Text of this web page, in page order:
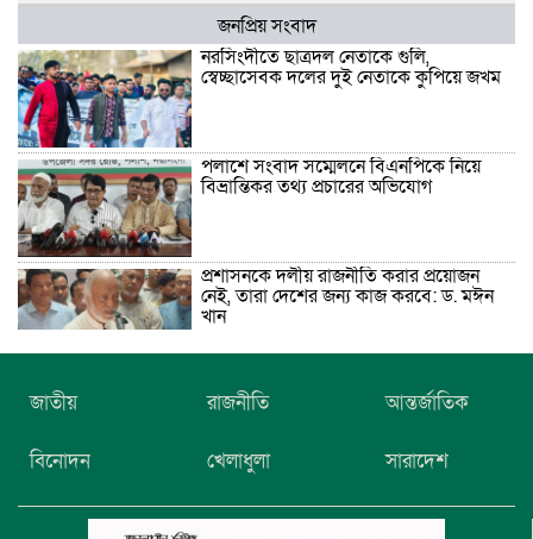
জনপ্রিয় সংবাদ
নরসিংদীতে ছাত্রদল নেতাকে গুলি,
স্বেচ্ছাসেবক দলের দুই নেতাকে কুপিয়ে জখম
পলাশে সংবাদ সম্মেলনে বিএনপিকে নিয়ে
বিভ্রান্তিকর তথ্য প্রচারের অভিযোগ
প্রশাসনকে দলীয় রাজনীতি করার প্রয়োজন
নেই, তারা দেশের জন্য কাজ করবে: ড. মঈন
খান
নিখোঁজের তিনদিন পর মাইক্রোবাস চালকের
মরদেহ উদ্ধার
উচ্চ বিদ্যালয়ের ৮১তম বার্ষিক ক্রীড়া
জাতীয় রাজনীতি আন্তর্জাতিক
বিনোদন খেলাধুলা সারাদেশ